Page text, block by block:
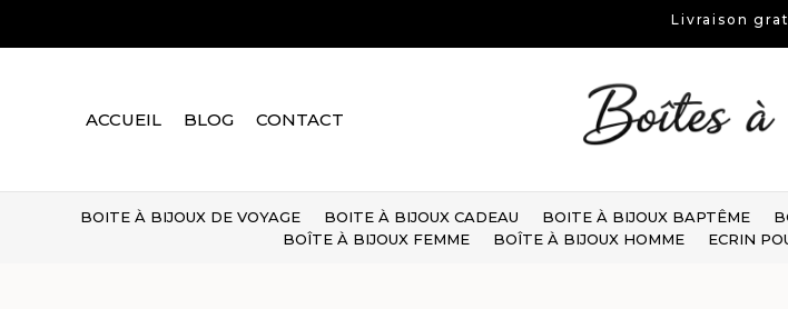
Livraison
ACCUEIL BLOG CONTACT
BOITE À BIJOUX DE VOYAGE BOITE À BIJOUX CADEAU BOITE À BIJOUX BAPTÊME
BOÎTE À BIJOUX FEMME
BOÎTE À BIJOUX HOMME ECRIN